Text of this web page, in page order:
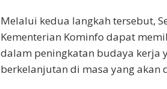
Melalui kedua langkah tersebut,
Kementerian Kominfo dapat
dalam peningkatan budaya kerja
berkelanjutan di masa yang akan